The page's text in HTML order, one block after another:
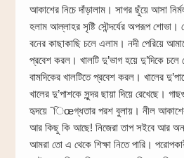
আকাশের নিচে দাঁড়ালাম। সাগর ছুঁয়ে আসা
হলাম আল্লাহর সৃষ্টি সৌন্দর্যের অপরূপ শোভা।
বনের কাছাকাছি চলে এলাম। নদী পেরিয়ে
প্রবেশ করল। খালটি দু’ভাগ হয়ে দু’দিকে চলে
বামদিকের খালটিতে প্রবেশ করল। খালের
খালের দু’পাশকে সুন্দর ছায়া দিয়ে রেখেছে।
হৃদয়ে ¯িœগ্ধতার পরশ বুলায়। নীল আকাশের
আর কিছু কি আছে! নিজেরা তাপ সইবে আর
আমরা তো এ থেকে শিক্ষা নিতে পারি।